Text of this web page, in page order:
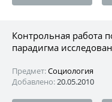
Контрольная работа
парадигма
Предмет:Социология
Добавлено:20.05.2010